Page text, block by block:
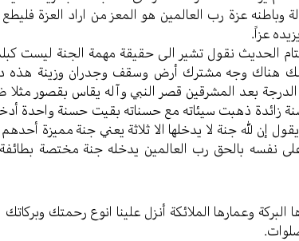
عزة رب العالمين هو المعز من اراد العزة فليطع
عزاً.
الحديث نقول تشير الى حقيقة مهمة الجنة ليست
هناك وجه مشترك أرض وسقف وجدران وزينة هذه
بعد المشرقين قصر النبي وآله يقاس بقصور مثلا
زائدة ذهبت سيئاته مع حسناته بقيت حسنة واحدة
يقول إن لله جنة لا يدخلها الا ثلاثة يعني جنة مميزة
نفسه بالحق رب العالمين يدخله جنة مختصة بطائفة
وعمارها الملائكة أنزل علينا انوع رحمتك وبركاتك